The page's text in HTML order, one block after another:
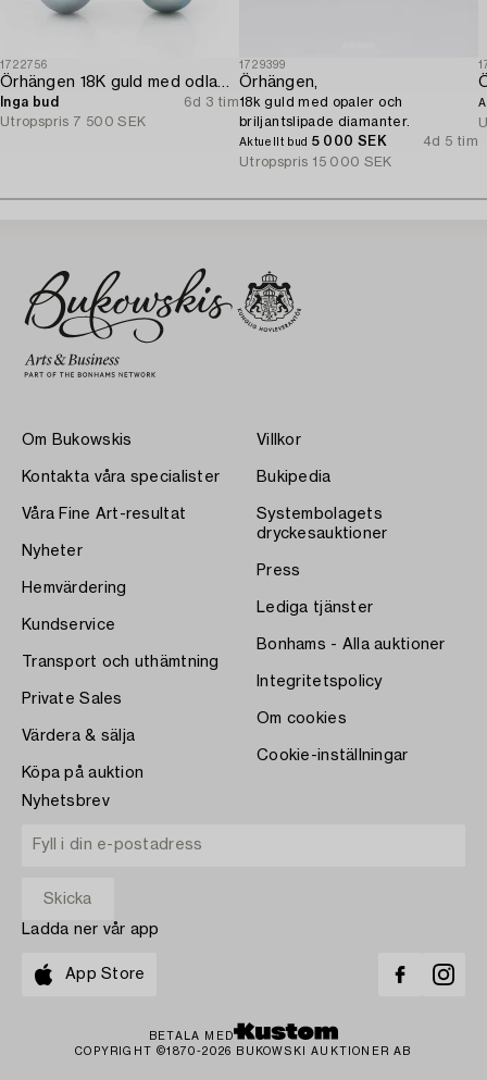
1722756
Örhängen 18K guld med odlade sötvattenspärlor och briljantslipade diamanter.
Inga bud
6d 3 tim
Utropspris 7 500 SEK
1729399
Örhängen,
18k guld med opaler och
briljantslipade diamanter.
Aktuellt bud 5 000 SEK
4d 5 tim
Utropspris 15 000 SEK
Om Bukowskis
Kontakta våra specialister
Våra Fine Art-resultat
Nyheter
Hemvärdering
Kundservice
Transport och uthämtning
Private Sales
Värdera & sälja
Köpa på auktion
Villkor
Bukipedia
Systembolagets
dryckesauktioner
Press
Lediga tjänster
Bonhams - Alla auktioner
Integritetspolicy
Om cookies
Cookie-inställningar
Nyhetsbrev
Ladda ner vår app
App Store
BETALA MED
COPYRIGHT ©1870-2026 BUKOWSKI AUKTIONER AB